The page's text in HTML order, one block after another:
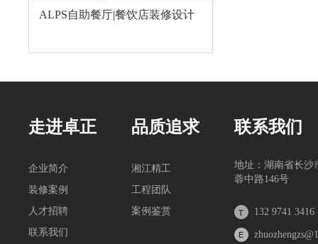
ALPS自助餐厅|餐饮店装修设计
走进卓正
企业简介
装修案例
人才招聘
联系我们
品质追求
湘江精工
工程团队
案例鉴赏
联系我们
地址：湖南省长沙
蓉中路146号
132 9741 3416